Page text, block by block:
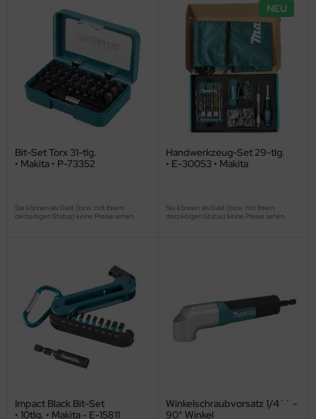
Bit-Set Torx 31-tlg.
• Makita • P-73352
Sie können als Gast (bzw. mit Ihrem
derzeitigen Status) keine Preise sehen.
NEU
Handwerkzeug-Set 29-tlg.
• E-30053 • Makita
Sie können als Gast (bzw. mit Ihrem
derzeitigen Status) keine Preise sehen.
Impact Black Bit-Set
• 10tlg. • Makita - E-15811
Winkelschraubvorsatz 1/4`` -
90° Winkel